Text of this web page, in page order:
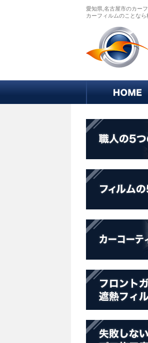
愛知県,名古屋市のカー
カーフィルムのことなら